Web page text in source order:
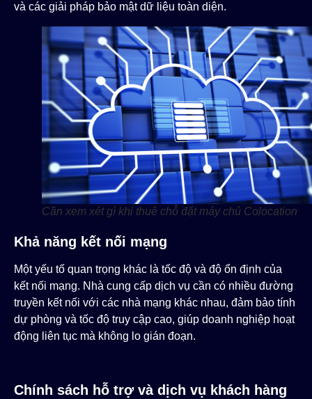
và các giải pháp bảo mật dữ liệu toàn diện.
Cần xem xét gì khi thuê chỗ đặt máy chủ Colocation
Khả năng kết nối mạng
Một yếu tố quan trọng khác là tốc độ và độ ổn định của
kết nối mạng. Nhà cung cấp dịch vụ cần có nhiều đường
truyền kết nối với các nhà mạng khác nhau, đảm bảo tính
dự phòng và tốc độ truy cập cao, giúp doanh nghiệp hoạt
động liên tục mà không lo gián đoạn.
Chính sách hỗ trợ và dịch vụ khách hàng